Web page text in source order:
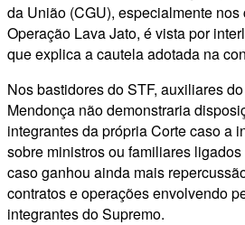
da União (CGU), especialmente
Operação Lava Jato, é vista por
que explica a cautela adotada na
Nos bastidores do STF, auxiliares
Mendonça não demonstraria
integrantes da própria Corte caso a
sobre ministros ou familiares
caso ganhou ainda mais
contratos e operações envolvendo
integrantes do Supremo.